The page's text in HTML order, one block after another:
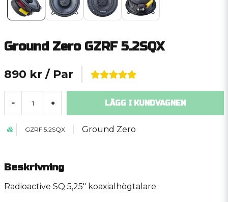
Ground Zero GZRF 5.2SQX
890 kr / Par
- + LÄGG I KUNDVAGNEN
GZRF 5.2SQX Ground Zero
Beskrivning
Radioactive SQ 5,25″ koaxialhögtalare